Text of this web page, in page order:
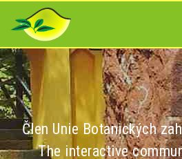
Člen Unie Botanických
The interactive